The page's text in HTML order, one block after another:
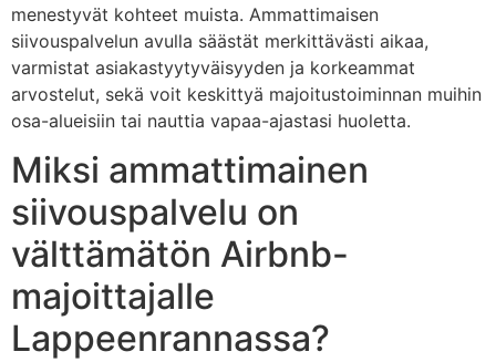
menestyvät kohteet muista. Ammattimaisen
siivouspalvelun avulla säästät merkittävästi aikaa,
varmistat asiakastyytyväisyyden ja korkeammat
arvostelut, sekä voit keskittyä majoitustoiminnan muihin
osa-alueisiin tai nauttia vapaa-ajastasi huoletta.
Miksi ammattimainen
siivouspalvelu on
välttämätön Airbnb-
majoittajalle
Lappeenrannassa?